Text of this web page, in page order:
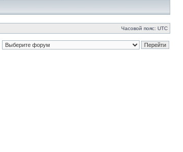
Часовой пояс: UTC